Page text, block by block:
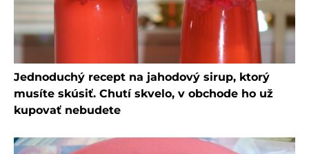
Jednoduchý recept na jahodový sirup, ktorý
musíte skúsiť. Chutí skvelo, v obchode ho už
kupovať nebudete